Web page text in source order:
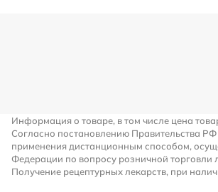
Информация о товаре, в том числе цена
Согласно постановлению Правительства
применения дистанционным способом,
Федерации по вопросу розничной
Получение рецептурных лекарств, при